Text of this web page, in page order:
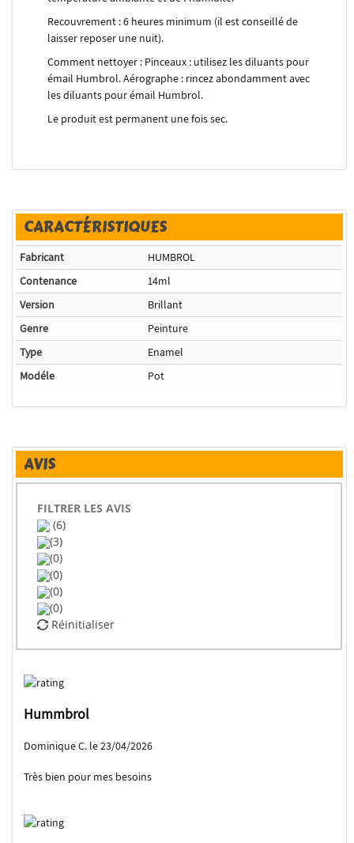
Recouvrement : 6 heures minimum (il est conseillé de
laisser reposer une nuit).
Comment nettoyer : Pinceaux : utilisez les diluants pour
émail Humbrol. Aérographe : rincez abondamment avec
les diluants pour émail Humbrol.
Le produit est permanent une fois sec.
CARACTÉRISTIQUES
Fabricant
HUMBROL
Contenance
14ml
Version
Brillant
Genre
Peinture
Type
Enamel
Modéle
Pot
AVIS
FILTRER LES AVIS
(6)
(3)
(0)
(0)
(0)
(0)
Réinitialiser
Hummbrol
Dominique C. le 23/04/2026
Très bien pour mes besoins